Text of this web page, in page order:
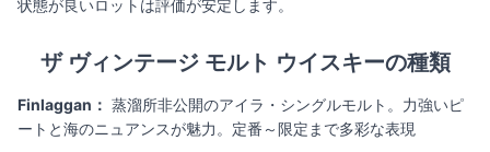
状態が良いロットは評価が安定します。
ザ ヴィンテージ モルト ウイスキーの種類
Finlaggan： 蒸溜所非公開のアイラ・シングルモルト。力強いピ
ートと海のニュアンスが魅力。定番～限定まで多彩な表現